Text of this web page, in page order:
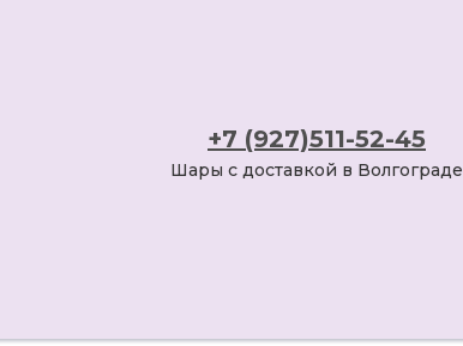
+7 (927)511-52-45
Шары с доставкой в Волгограде